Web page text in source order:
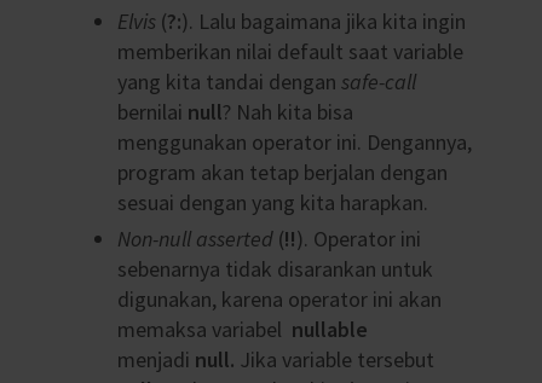
Elvis (?:). Lalu bagaimana jika kita ingin
memberikan nilai default saat variable
yang kita tandai dengan safe-call
bernilai null? Nah kita bisa
menggunakan operator ini. Dengannya,
program akan tetap berjalan dengan
sesuai dengan yang kita harapkan.
Non-null asserted(!!). Operator ini
sebenarnya tidak disarankan untuk
digunakan, karena operator ini akan
memaksa variabel nullable
menjadi null. Jika variable tersebut